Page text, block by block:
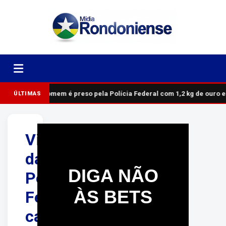
ÚLTIMAS Homem é preso pela Polícia Federal com 1,2 kg de ouro
Viatura
da
Polícia
Federal
capota
DIGA NÃO
ÀS BETS